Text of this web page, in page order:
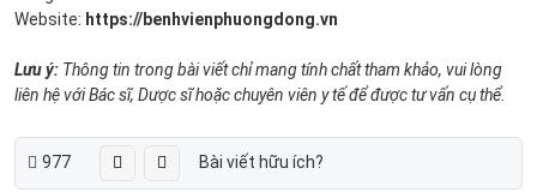
Website: https://benhvienphuongdong.vn
Lưu ý: Thông tin trong bài viết chỉ mang tính chất tham khảo, vui lòng
liên hệ với Bác sĩ, Dược sĩ hoặc chuyên viên y tế để được tư vấn cụ thể.
977 Bài viết hữu ích?